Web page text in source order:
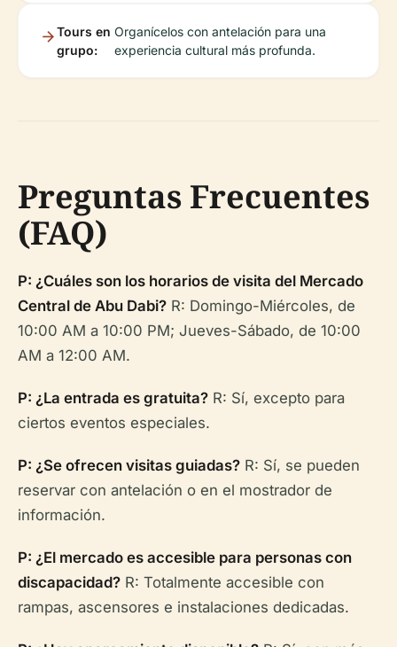
Tours en
grupo:
Organícelos con antelación para una
experiencia cultural más profunda.
Preguntas Frecuentes
(FAQ)
P: ¿Cuáles son los horarios de visita del Mercado
Central de Abu Dabi? R: Domingo-Miércoles, de
10:00 AM a 10:00 PM; Jueves-Sábado, de 10:00
AM a 12:00 AM.
P: ¿La entrada es gratuita? R: Sí, excepto para
ciertos eventos especiales.
P: ¿Se ofrecen visitas guiadas? R: Sí, se pueden
reservar con antelación o en el mostrador de
información.
P: ¿El mercado es accesible para personas con
discapacidad? R: Totalmente accesible con
rampas, ascensores e instalaciones dedicadas.